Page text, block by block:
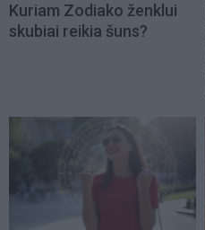
Kuriam Zodiako ženklui
skubiai reikia šuns?